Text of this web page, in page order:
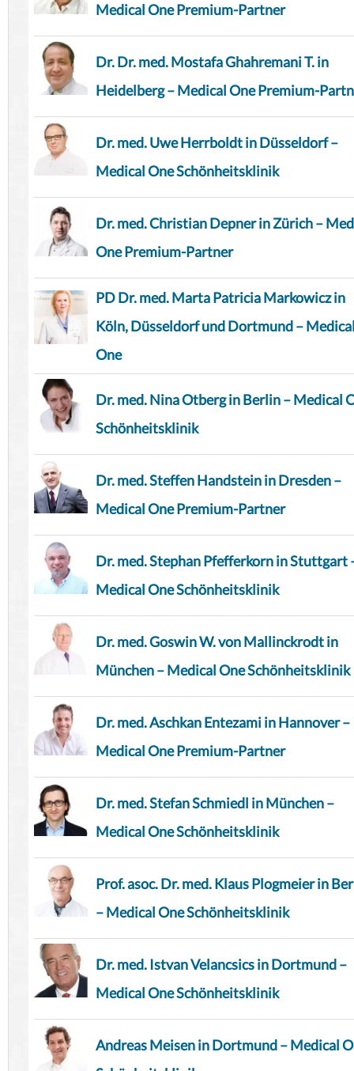
Medical One Premium-Partner
Dr. Dr. med. Mostafa Ghahremani T. in
Heidelberg – Medical One Premium-
Dr. med. Uwe Herrboldt in Düsseldorf –
Medical One Schönheitsklinik
Dr. med. Christian Depner in Zürich –
One Premium-Partner
PD Dr. med. Marta Patricia Markowicz in
Köln, Düsseldorf und Dortmund –
One
Dr. med. Nina Otberg in Berlin – Medical
Schönheitsklinik
Dr. med. Steffen Handstein in Dresden –
Medical One Premium-Partner
Dr. med. Stephan Pfefferkorn in Stuttgart
Medical One Schönheitsklinik
Dr. med. Goswin W. von Mallinckrodt in
München – Medical One Schönheitsklinik
Dr. med. Aschkan Entezami in Hannover –
Medical One Premium-Partner
Dr. med. Stefan Schmiedl in München –
Medical One Schönheitsklinik
Prof. asoc. Dr. med. Klaus Plogmeier in
– Medical One Schönheitsklinik
Dr. med. Istvan Velancsics in Dortmund –
Medical One Schönheitsklinik
Andreas Meisen in Dortmund – Medical